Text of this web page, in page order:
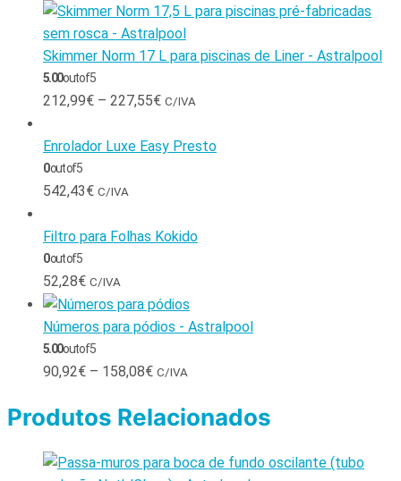
Skimmer Norm 17 L para piscinas de Liner - Astralpool
5.00out of 5
212,99€ – 227,55€ C/IVA
Enrolador Luxe Easy Presto
0out of 5
542,43€ C/IVA
Filtro para Folhas Kokido
0out of 5
52,28€ C/IVA
Números para pódios - Astralpool
5.00out of 5
90,92€ – 158,08€ C/IVA
Produtos Relacionados